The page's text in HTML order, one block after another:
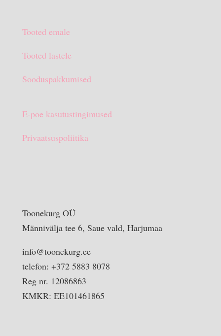
€15.90.
Tooted emale
Tooted lastele
Sooduspakkumised
E-poe kasutustingimused
Privaatsuspoliitika
Toonekurg OÜ
Männivälja tee 6, Saue vald, Harjumaa
info@toonekurg.ee
telefon: +372 5883 8078
Reg nr. 12086863
KMKR: EE101461865